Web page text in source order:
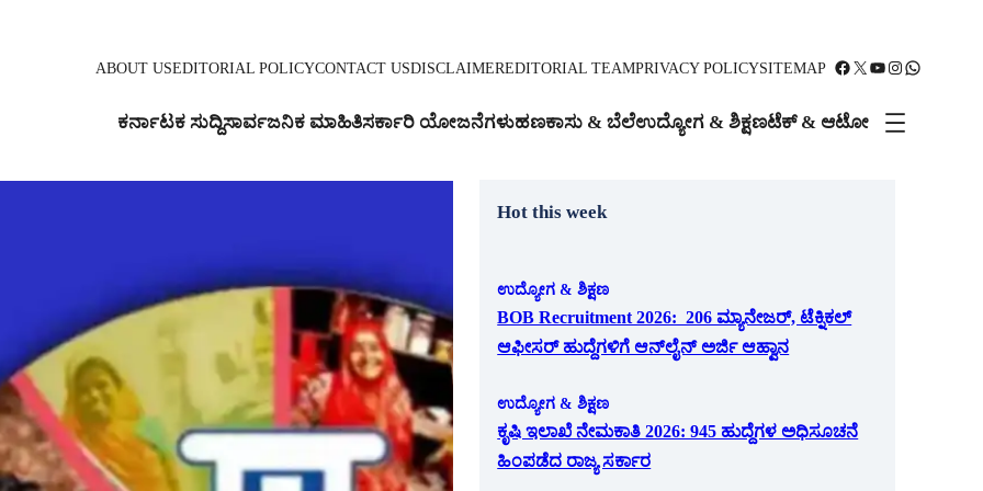
ABOUT USEDITORIAL POLICYCONTACT USDISCLAIMEREDITORIAL TEAMPRIVACY POLICYSITEMAP Facebook X YouTube Instagram WhatsApp
ಕರ್ನಾಟಕ ಸುದ್ದಿಸಾರ್ವಜನಿಕ ಮಾಹಿತಿಸರ್ಕಾರಿ ಯೋಜನೆಗಳುಹಣಕಾಸು & ಬೆಲೆಉದ್ಯೋಗ & ಶಿಕ್ಷಣಟೆಕ್ & ಆಟೋ
Hot this week
ಉದ್ಯೋಗ & ಶಿಕ್ಷಣ
BOB Recruitment 2026: 206 ಮ್ಯಾನೇಜರ್, ಟೆಕ್ನಿಕಲ್
ಆಫೀಸರ್ ಹುದ್ದೆಗಳಿಗೆ ಆನ್‌ಲೈನ್ ಅರ್ಜಿ ಆಹ್ವಾನ
ಉದ್ಯೋಗ & ಶಿಕ್ಷಣ
ಕೃಷಿ ಇಲಾಖೆ ನೇಮಕಾತಿ 2026: 945 ಹುದ್ದೆಗಳ ಅಧಿಸೂಚನೆ
ಹಿಂಪಡೆದ ರಾಜ್ಯ ಸರ್ಕಾರ